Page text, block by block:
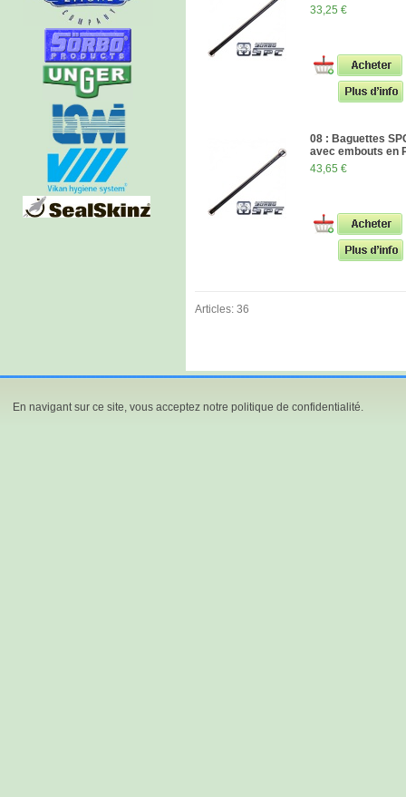
33,25 €
08 : Baguettes
avec embouts en
43,65 €
Articles: 36
En navigant sur ce site, vous acceptez notre politique de confidentialité.